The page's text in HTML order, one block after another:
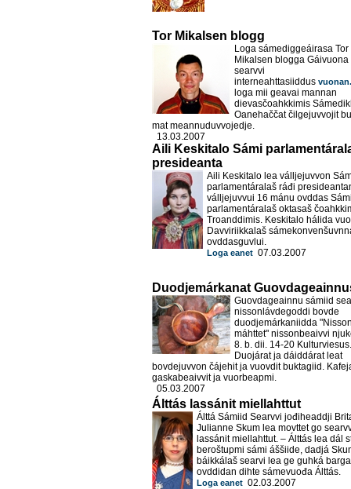
Tor Mikalsen blogg
Loga sámediggeáirasa Tor
Mikalsen blogga
searvvi
interneahttasiiddus
loga mii geavai mannan
dievasčoahkkimis
Oanehaččat čilgejuvvojit
mat meannuduvvojedje.
13.03.2007
Aili Keskitalo Sámi
presideanta
Aili Keskitalo lea válljejuvvon
parlamentáralaš ráđi
válljejuvvui 16 mánu ovddas
parlamentáralaš oktasaš
Troanddimis. Keskitalo hálida
Davviriikkalaš
ovddasguvlui.
Loga eanet 07.03.2007
Duodjemárkanat
Guovdageainnu sámiid
nissonlávdegoddi bovde
duodjemárkaniidda
máhttet" nissonbeaivvi
8. b. dii. 14-20 Kulturviesus.
Duojárat ja dáiddárat leat
bovdejuvvon čájehit ja vuovdit buktagiid.
gaskabeaivvit ja vuorbeapmi.
05.03.2007
Álttás lassánit miellahttut
Álttá Sámiid Searvvi jođiheaddji
Julianne Skum lea movttet go
lassánit miellahttut. – Álttás lea dál
beroštupmi sámi áššiide, dadjá
báikkálaš searvi lea ge guhká
ovddidan dihte sámevuođa Álttás.
Loga eanet 02.03.2007